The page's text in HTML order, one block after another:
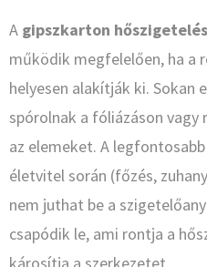
A gipszkarton
működik megfelelően, ha a
helyesen alakítják ki. Sokan
spórolnak a fóliázáson vagy
az elemeket. A
életvitel során (főzés,
nem juthat be a
csapódik le, ami rontja a